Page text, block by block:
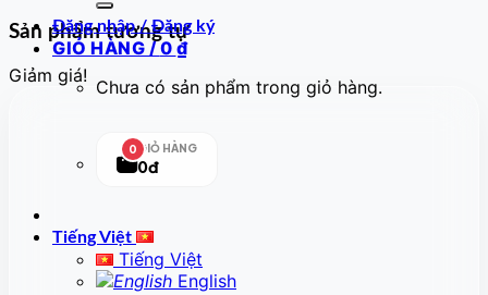
Đăng nhập / Đăng ký
GIỎ HÀNG /0 ₫
Chưa có sản phẩm trong giỏ hàng.
0 GIỎ HÀNG
0đ
Tiếng Việt
Tiếng Việt
English
Sản phẩm tương tự
Giảm giá!